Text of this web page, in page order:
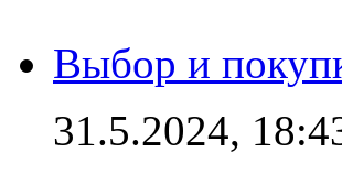
Выбор и
31.5.2024,